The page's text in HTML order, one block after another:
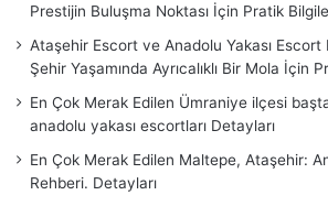
Prestijin Buluşma Noktası İçin Pratik
Ataşehir Escort ve Anadolu Yakası Escort
Şehir Yaşamında Ayrıcalıklı Bir Mola İçin
En Çok Merak Edilen Ümraniye ilçesi
anadolu yakası escortları Detayları
En Çok Merak Edilen Maltepe, Ataşehir:
Rehberi. Detayları